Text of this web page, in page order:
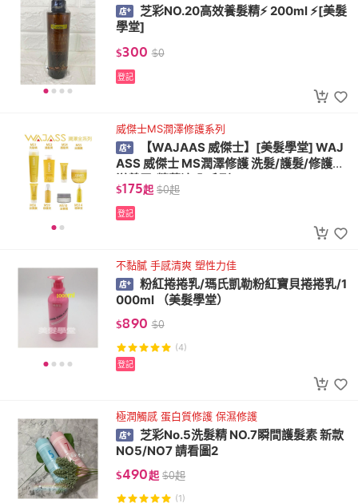
芝彩NO.20高效養髮精⚡ 200ml ⚡[美髮
學堂]
$300 $0
登記
威傑士MS潤澤修護系列
【WAJAAS 威傑士】[美髮學堂] WAJ
ASS 威傑士 MS潤澤修護 洗髮/護髮/修護液/
$175起 $0起
登記
不黏膩 手感清爽 塑性力佳
粉紅捲捲乳/瑪氏凱勒粉紅寶貝捲捲乳/1
000ml （美髮學堂）
$890 $0
(4)
登記
極潤觸感 蛋白質修護 保濕修護
芝彩No.5洗髮精 NO.7瞬間護髮素 新款
NO5/NO7 請看圖2
$490起 $0起
(1)